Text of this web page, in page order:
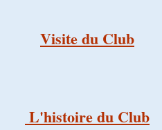
Visite du Club
L'histoire du Club